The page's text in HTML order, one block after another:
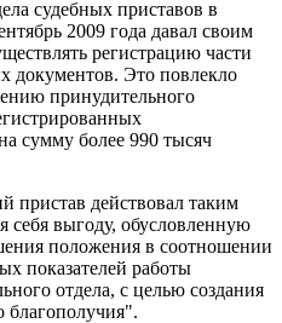
судебных приставов в
2009 года давал своим
регистрацию части
документов. Это повлекло
принудительного
сумму более 990 тысяч
пристав действовал таким
себя выгоду, обусловленную
положения в соотношении
показателей работы
отдела, с целью создания
благополучия".